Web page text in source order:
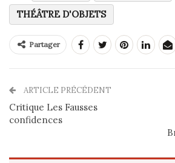
THÉÂTRE D'OBJETS
Partager
ARTICLE PRÉCÉDENT
Critique Les Fausses
confidences